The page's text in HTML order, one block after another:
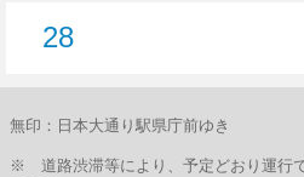
28
無印：日本大通り駅県庁前ゆき
※ 道路渋滞等により、予定どおり運行